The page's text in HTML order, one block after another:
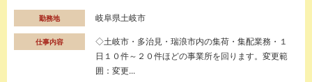
勤務地 岐阜県土岐市
仕事内容
◇土岐市・多治見・瑞浪市内の集荷・集配業務・１
日１０件～２０件ほどの事業所を回ります。変更範
囲：変更...